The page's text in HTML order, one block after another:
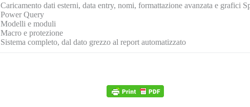
Caricamento dati esterni, data entry, nomi, formattazione avanzata e grafici
Power Query
Modelli e moduli
Macro e protezione
Sistema completo, dal dato grezzo al report automatizzato